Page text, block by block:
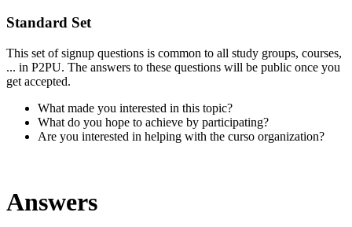
Standard Set
This set of signup questions is common to all study groups, courses,
... in P2PU. The answers to these questions will be public once you
get accepted.
What made you interested in this topic?
What do you hope to achieve by participating?
Are you interested in helping with the curso organization?
Answers